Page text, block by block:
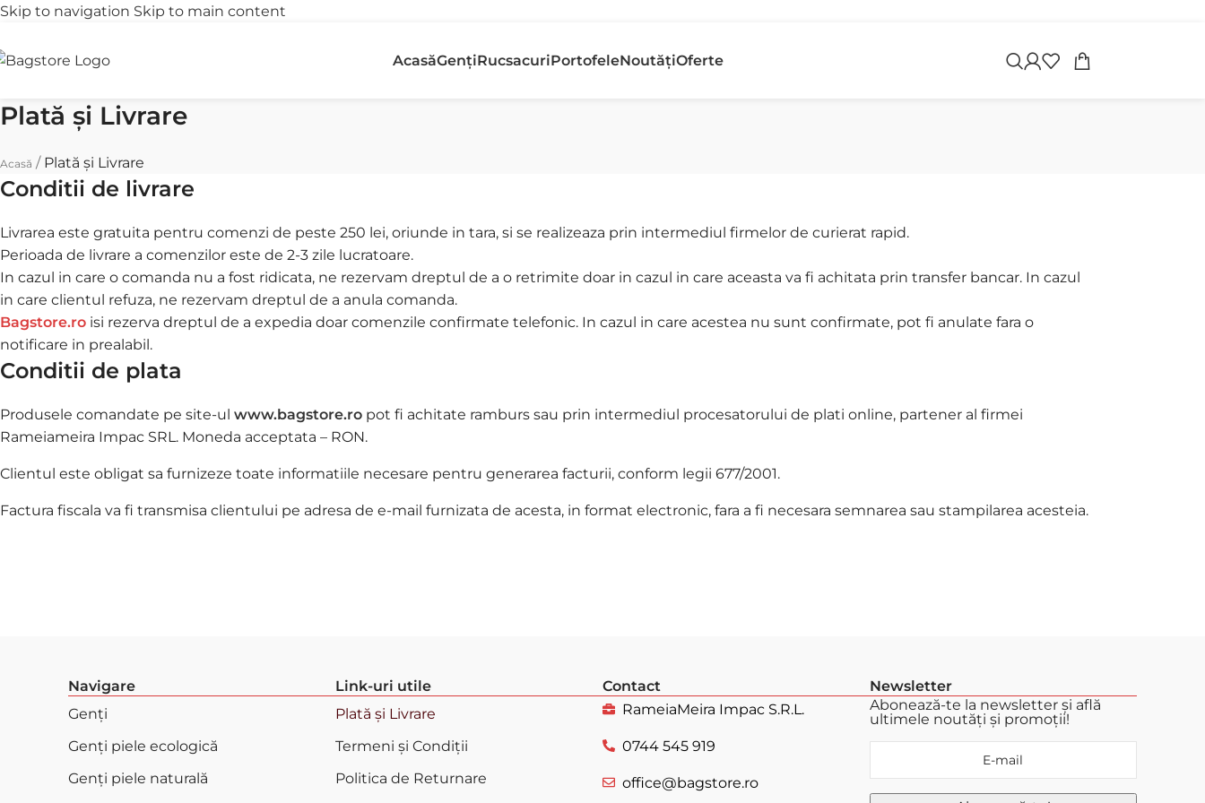
Skip to navigation Skip to main content
peste 250 lei
în 30 de zile
AcasăGențiRucsacuriPortofeleNoutățiOferte
Plată și Livrare
Acasă / Plată și Livrare
Conditii de livrare
Livrarea este gratuita pentru comenzi de peste 250 lei, oriunde in tara, si se realizeaza prin intermediul firmelor de curierat rapid.
Perioada de livrare a comenzilor este de 2-3 zile lucratoare.
In cazul in care o comanda nu a fost ridicata, ne rezervam dreptul de a o retrimite doar in cazul in care aceasta va fi achitata prin transfer bancar. In cazul
in care clientul refuza, ne rezervam dreptul de a anula comanda.
Bagstore.ro isi rezerva dreptul de a expedia doar comenzile confirmate telefonic. In cazul in care acestea nu sunt confirmate, pot fi anulate fara o
notificare in prealabil.
Conditii de plata
Produsele comandate pe site-ul www.bagstore.ro pot fi achitate ramburs sau prin intermediul procesatorului de plati online, partener al firmei
Rameiameira Impac SRL. Moneda acceptata – RON.
Clientul este obligat sa furnizeze toate informatiile necesare pentru generarea facturii, conform legii 677/2001.
Factura fiscala va fi transmisa clientului pe adresa de e-mail furnizata de acesta, in format electronic, fara a fi necesara semnarea sau stampilarea acesteia.
Navigare
Genți
Genți piele ecologică
Genți piele naturală
Link-uri utile
Plată și Livrare
Termeni și Condiții
Politica de Returnare
Contact
RameiaMeira Impac S.R.L.
0744 545 919
office@bagstore.ro
Newsletter
Abonează-te la newsletter și află
ultimele noutăți și promoții!